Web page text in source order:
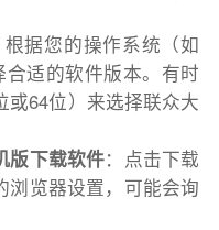
据您的操作系统（如
合适的软件版本。有时
或64位）来选择联众大
版下载软件：点击下载
浏览器设置，可能会询